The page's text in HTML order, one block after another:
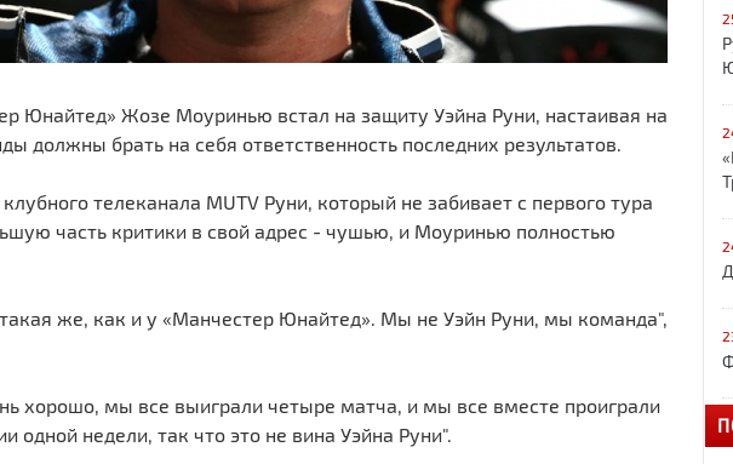
Юнайтед» Жозе Моуринью встал на защиту Уэйна Руни, настаивая на
должны брать на себя ответственность последних результатов.
телеканала MUTV Руни, который не забивает с первого тура
часть критики в свой адрес - чушью, и Моуринью полностью
же, как и у «Манчестер Юнайтед». Мы не Уэйн Руни, мы команда",
хорошо, мы все выиграли четыре матча, и мы все вместе проиграли
одной недели, так что это не вина Уэйна Руни".